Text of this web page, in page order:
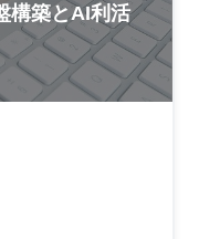
構築とAI利活